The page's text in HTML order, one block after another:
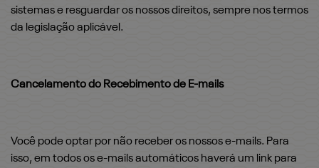
sistemas e resguardar os nossos direitos, sempre nos termos
da legislação aplicável.
Cancelamento do Recebimento de E-mails
Você pode optar por não receber os nossos e-mails. Para
isso, em todos os e-mails automáticos haverá um link para